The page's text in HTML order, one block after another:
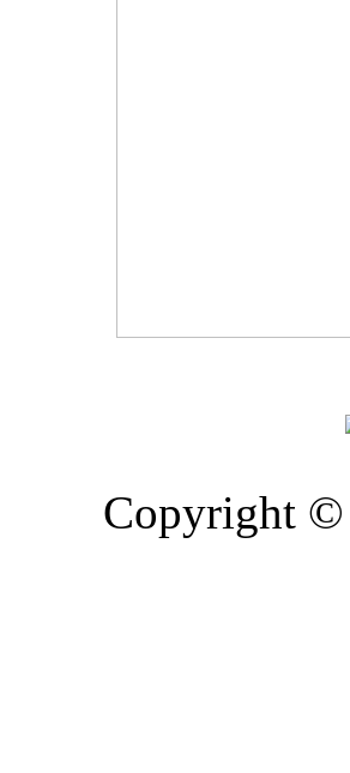
Copyright ©